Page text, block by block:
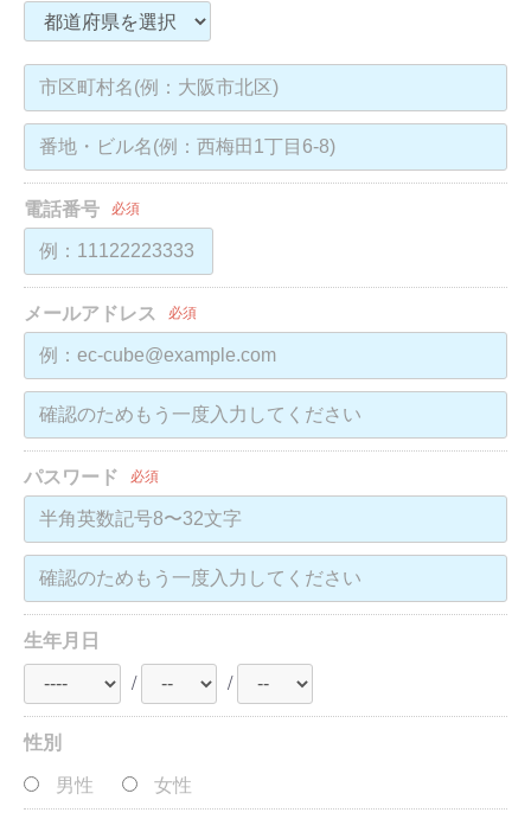
電話番号 必須
メールアドレス 必須
パスワード 必須
生年月日
/
/
性別
男性
女性